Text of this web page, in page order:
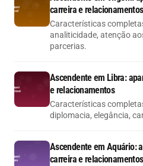
carreira e relacionamentos
Características
analiticidade, atenção
parcerias.
Ascendente em Libra:
e relacionamentos
Características
diplomacia, elegância,
Ascendente em Aquário:
carreira e relacionamentos